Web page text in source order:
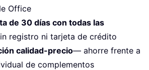
Office
de 30 días con todas las
registro ni tarjeta de crédito
calidad-precio— ahorre frente a
de complementos